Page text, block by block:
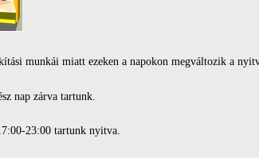
munkái miatt ezeken a napokon megváltozik a
nap zárva tartunk.
23:00 tartunk nyitva.